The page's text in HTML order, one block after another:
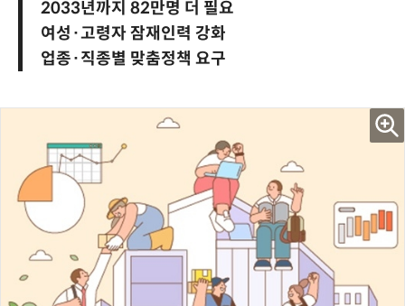
2033년까지 82만명 더 필요
여성·고령자 잠재인력 강화
업종·직종별 맞춤정책 요구